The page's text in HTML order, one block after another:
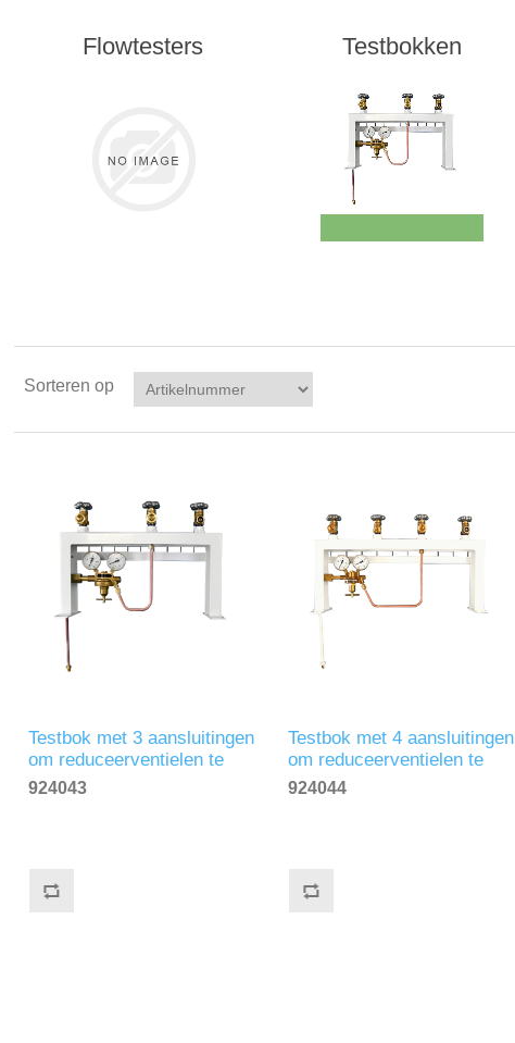
Flowtesters Testbokken
Sorteren op
Testbok met 3 aansluitingen
om reduceerventielen te
testen
924043
Testbok met 4 aansluitingen
om reduceerventielen te
testen
924044